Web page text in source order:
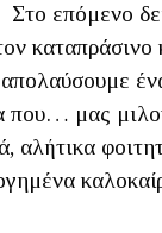
Στο επόμενο
που… μας
αλήτικα